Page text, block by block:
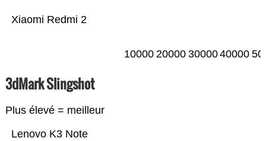
Xiaomi Redmi 2
10000 20000 3000040000
3dMark Slingshot
Plus élevé = meilleur
Lenovo K3 Note